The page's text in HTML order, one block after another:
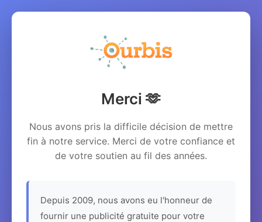
Merci 🫶
Nous avons pris la difficile décision de mettre
fin à notre service. Merci de votre confiance et
de votre soutien au fil des années.
Depuis 2009, nous avons eu l'honneur de
fournir une publicité gratuite pour votre